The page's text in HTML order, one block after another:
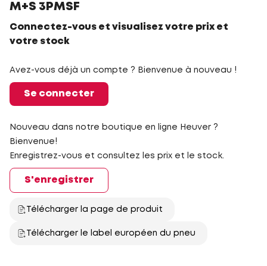
M+S 3PMSF
Connectez-vous et visualisez votre prix et
votre stock
Avez-vous déjà un compte ? Bienvenue à nouveau !
Se connecter
Nouveau dans notre boutique en ligne Heuver ?
Bienvenue!
Enregistrez-vous et consultez les prix et le stock.
S'enregistrer
Télécharger la page de produit
Télécharger le label européen du pneu